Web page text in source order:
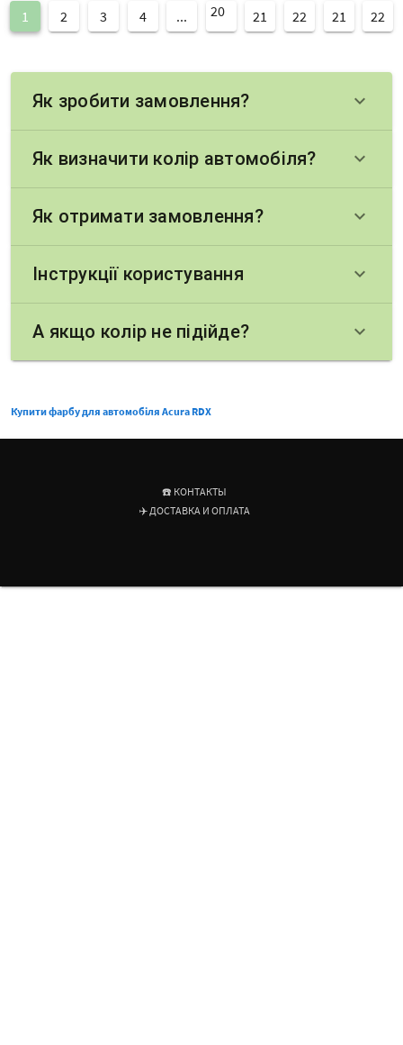
1 2 3 4 ... 20 21 22 21 22
Як зробити замовлення? keyboard_arrow_down
Як визначити колір автомобіля? keyboard_arrow_down
Як отримати замовлення? keyboard_arrow_down
Інструкції користування keyboard_arrow_down
А якщо колір не підійде? keyboard_arrow_down
Купити фарбу для автомобіля Acura RDX
☎️ КОНТАКТЫ
✈️ ДОСТАВКА И ОПЛАТА